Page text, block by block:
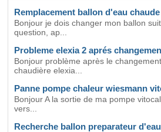
Remplacement ballon d'eau
Bonjour je dois changer mon ballon
question, ap...
Probleme elexia 2 aprés
Bonjour problème après le
chaudière elexia...
Panne pompe chaleur wiesmann
Bonjour A la sortie de ma pompe
vers...
Recherche ballon preparateur